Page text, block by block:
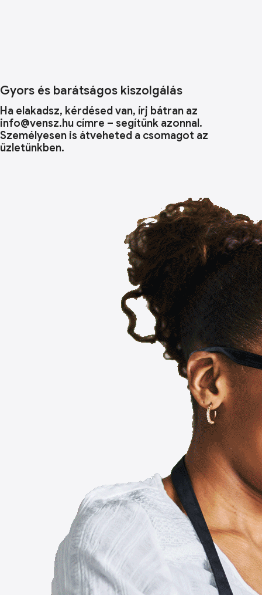
Gyors és barátságos kiszolgálás
Ha elakadsz, kérdésed van, írj bátran az
info@vensz.hu címre – segítünk azonnal.
Személyesen is átveheted a csomagot az
üzletünkben.